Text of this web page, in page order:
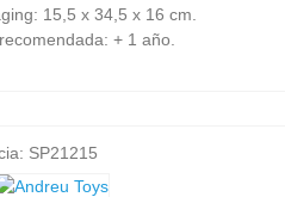
15,5 x 34,5 x 16 cm.
+ 1 año.
SP21215